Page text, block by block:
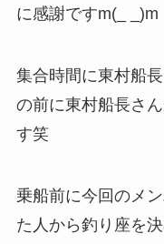
に感謝ですm(_ _)m
集合時間に東村船
の前に東村船長さ
す笑
乗船前に今回のメ
た人から釣り座を